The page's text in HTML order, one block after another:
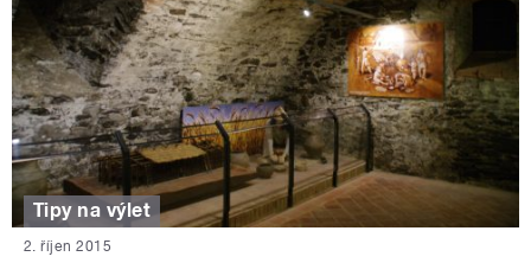
Tipy na výlet
2. říjen 2015